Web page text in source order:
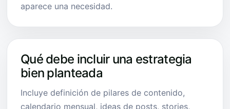
aparece una necesidad.
Qué debe incluir una estrategia
bien planteada
Incluye definición de pilares de contenido,
calendario mensual, ideas de posts, stories,